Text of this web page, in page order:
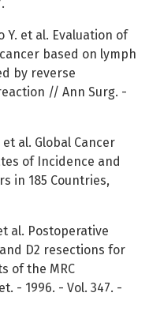
Y. et al. Evaluation of
based on lymph
by reverse
// Ann Surg. -
et al. Global Cancer
of Incidence and
in 185 Countries,
al. Postoperative
D2 resections for
of the MRC
- 1996. - Vol. 347. -